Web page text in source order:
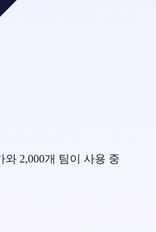
와 2,000개 팀이 사용 중